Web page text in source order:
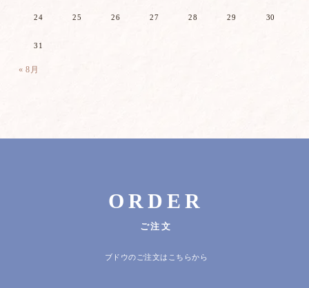
24 25 26 27 28 29 30
31
« 8月
ORDER
ご注文
ブドウのご注文はこちらから